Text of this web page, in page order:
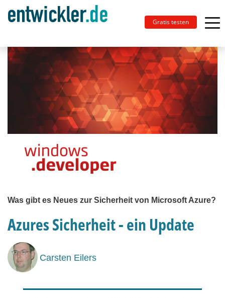
Gratis testen
Was gibt es Neues zur Sicherheit von Microsoft Azure?
Azures Sicherheit - ein Update
Carsten Eilers